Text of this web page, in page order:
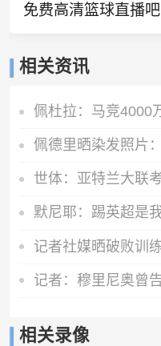
免费高清篮球直播吧
相关资讯
相关录像